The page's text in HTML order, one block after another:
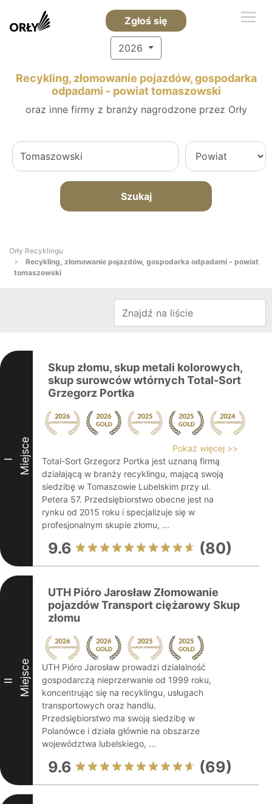
Zgłoś się
2026
Recykling, złomowanie pojazdów, gospodarka
odpadami - powiat tomaszowski
oraz inne firmy z branży nagrodzone przez Orły
Szukaj
Orły Recyklingu
Recykling, złomowanie pojazdów, gospodarka odpadami - powiat
tomaszowski
I Miejsce
Skup złomu, skup metali kolorowych,
skup surowców wtórnych Total-Sort
Grzegorz Portka
Pokaż więcej >>
Total-Sort Grzegorz Portka jest uznaną firmą
działającą w branży recyklingu, mającą swoją
siedzibę w Tomaszowie Lubelskim przy ul.
Petera 57. Przedsiębiorstwo obecne jest na
rynku od 2015 roku i specjalizuje się w
profesjonalnym skupie złomu, ...
9.6 (80)
II Miejsce
UTH Pióro Jarosław Złomowanie
pojazdów Transport ciężarowy Skup
złomu
UTH Pióro Jarosław prowadzi działalność
gospodarczą nieprzerwanie od 1999 roku,
koncentrując się na recyklingu, usługach
transportowych oraz handlu.
Przedsiębiorstwo ma swoją siedzibę w
Polanówce i działa głównie na obszarze
województwa lubelskiego, ...
9.6 (69)